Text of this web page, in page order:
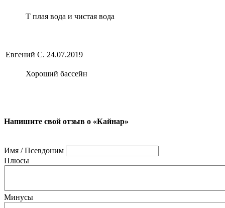
Т плая вода и чистая вода
Евгений С. 24.07.2019
Хороший бассейн
Напишите свой отзыв о «Кайнар»
Имя / Псевдоним
Плюсы
Минусы